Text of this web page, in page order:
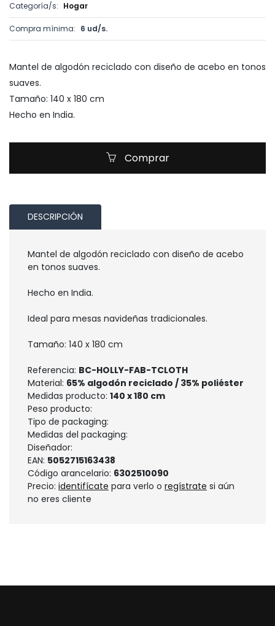
Categoría/s: Hogar
Compra mínima: 6 ud/s.
Mantel de algodón reciclado con diseño de acebo en tonos
suaves.
Tamaño: 140 x 180 cm
Hecho en India.
Comprar
DESCRIPCIÓN
Mantel de algodón reciclado con diseño de acebo
en tonos suaves.
Hecho en India.
Ideal para mesas navideñas tradicionales.
Tamaño: 140 x 180 cm
Referencia: BC-HOLLY-FAB-TCLOTH
Material: 65% algodón reciclado / 35% poliéster
Medidas producto: 140 x 180 cm
Peso producto:
Tipo de packaging:
Medidas del packaging:
Diseñador:
EAN: 5052715163438
Código arancelario: 6302510090
Precio: identifícate para verlo o regístrate si aún
no eres cliente